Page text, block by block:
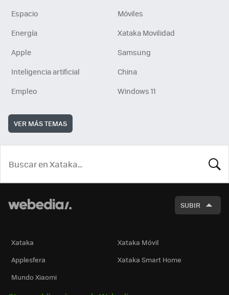
Espacio
Móviles
Energía
Xataka Movilidad
Apple
Samsung
Inteligencia artificial
China
Empleo
Windows 11
VER MÁS TEMAS
SUBIR
Xataka
Xataka Móvil
Applesfera
Xataka Smart Home
Mundo Xiaomi